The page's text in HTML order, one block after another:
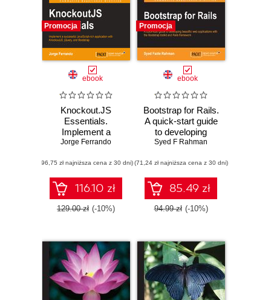
Promocja
ebook
Knockout.JS
Essentials.
Implement a
successful
application with
KnockoutJS,
jQuery, and
Bootstrap
Jorge Ferrando
(96,75 zł najniższa cena z 30 dni)
116.10 zł
129.00 zł (-10%)
Promocja
ebook
Bootstrap for Rails.
A quick-start guide
to developing
beautiful web
the Bootstrap
toolkit and Rails
framework
Syed F Rahman
(71,24 zł najniższa cena z 30 dni)
85.49 zł
94.99 zł (-10%)